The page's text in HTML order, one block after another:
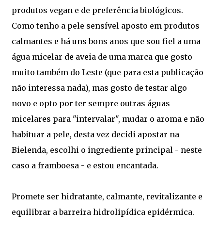
produtos vegan e de preferência biológicos.
Como tenho a pele sensível aposto em produtos
calmantes e há uns bons anos que sou fiel a uma
água micelar de aveia de uma marca que gosto
muito também do Leste (que para esta publicação
não interessa nada), mas gosto de testar algo
novo e opto por ter sempre outras águas
micelares para "intervalar", mudar o aroma e não
habituar a pele, desta vez decidi apostar na
Bielenda, escolhi o ingrediente principal - neste
caso a framboesa - e estou encantada.
Promete ser hidratante, calmante, revitalizante e
equilibrar a barreira hidrolipídica epidérmica.